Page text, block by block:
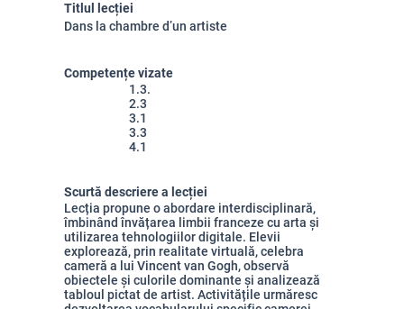
Titlul lecției
Dans la chambre d’un artiste
Competențe vizate
1.3.
2.3
3.1
3.3
4.1
Scurtă descriere a lecției
Lecția propune o abordare interdisciplinară,
îmbinând învățarea limbii franceze cu arta și
utilizarea tehnologiilor digitale. Elevii
explorează, prin realitate virtuală, celebra
cameră a lui Vincent van Gogh, observă
obiectele și culorile dominante și analizează
tabloul pictat de artist. Activitățile urmăresc